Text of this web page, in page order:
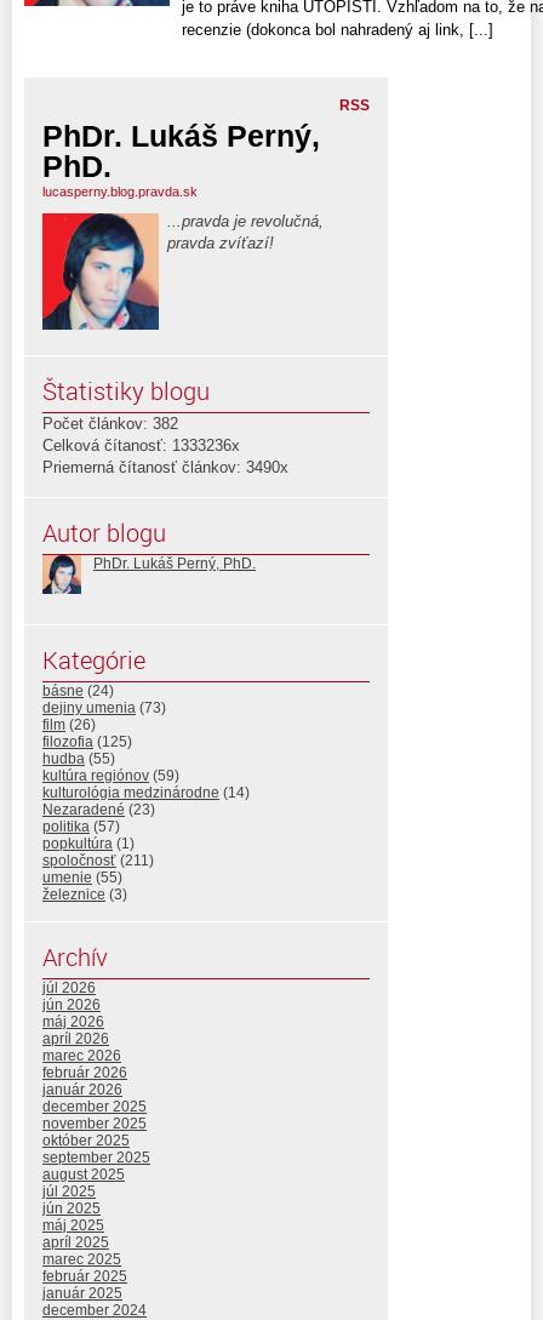
je to práve kniha UTOPISTI. Vzhľadom na to, že
recenzie​ (dokonca bol nahradený aj link, [...]
RSS
PhDr. Lukáš Perný,
PhD.
lucasperny.blog.pravda.sk
...pravda je revolučná,
pravda zvíťazí!
Štatistiky blogu
Počet článkov: 382
Celková čítanosť: 1333236x
Priemerná čítanosť článkov: 3490x
Autor blogu
PhDr. Lukáš Perný, PhD.
Kategórie
básne (24)
dejiny umenia (73)
film (26)
filozofia (125)
hudba (55)
kultúra regiónov (59)
kulturológia medzinárodne (14)
Nezaradené (23)
politika (57)
popkultúra (1)
spoločnosť (211)
umenie (55)
železnice (3)
Archív
júl 2026
jún 2026
máj 2026
apríl 2026
marec 2026
február 2026
január 2026
december 2025
november 2025
október 2025
september 2025
august 2025
júl 2025
jún 2025
máj 2025
apríl 2025
marec 2025
február 2025
január 2025
december 2024